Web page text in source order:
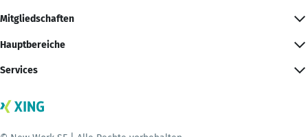
Mitgliedschaften
Hauptbereiche
Services